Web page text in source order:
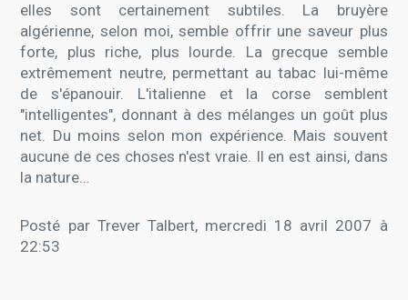
elles sont certainement subtiles. La bruyère
algérienne, selon moi, semble offrir une saveur plus
forte, plus riche, plus lourde. La grecque semble
extrêmement neutre, permettant au tabac lui-même
de s'épanouir. L'italienne et la corse semblent
"intelligentes", donnant à des mélanges un goût plus
net. Du moins selon mon expérience. Mais souvent
aucune de ces choses n'est vraie. Il en est ainsi, dans
la nature…
Posté par Trever Talbert, mercredi 18 avril 2007 à
22:53